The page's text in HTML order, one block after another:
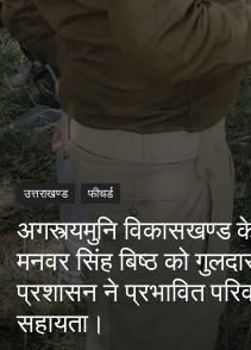
उत्तराखण्ड फीचर्ड
अगस्त्यमुनि विकासखण्ड के
मनवर सिंह बिष्ठ को
प्रशासन ने प्रभावित
सहायता।